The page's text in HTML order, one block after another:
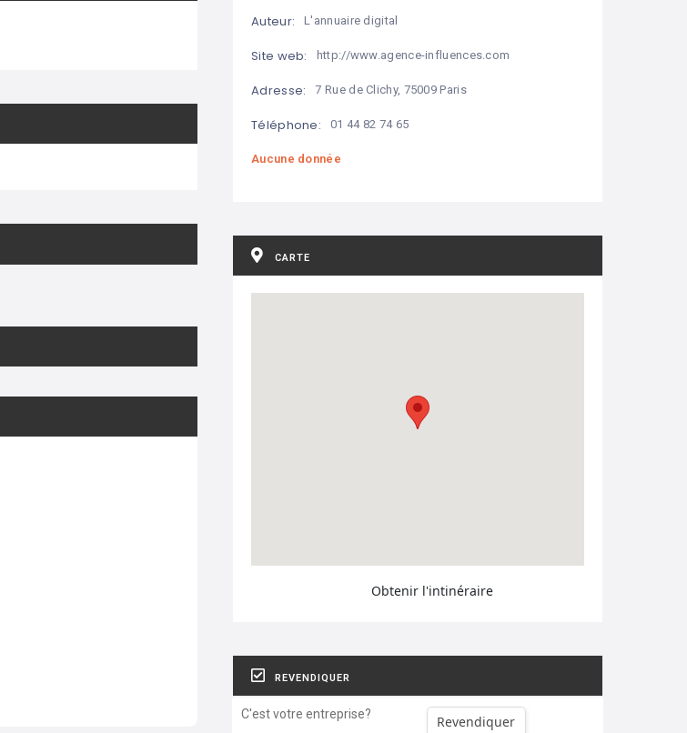
Auteur: L'annuaire digital
Site web: http://www.agence-influences.com
Adresse: 7 Rue de Clichy, 75009 Paris
Téléphone: 01 44 82 74 65
Aucune donnée
CARTE
Obtenir l'intinéraire
REVENDIQUER
C'est votre entreprise? Revendiquer